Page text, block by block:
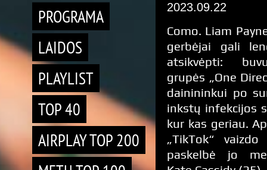
PROGRAMA
LAIDOS
PLAYLIST
TOP 40
AIRPLAY TOP 200
2023.09.22
Como. Liam
gerbėjai gali
atsikvėpti:
grupės „One
dainininkui po
inkstų infekcijos
kur kas geriau.
„TikTok“ vaizdo
paskelbė jo